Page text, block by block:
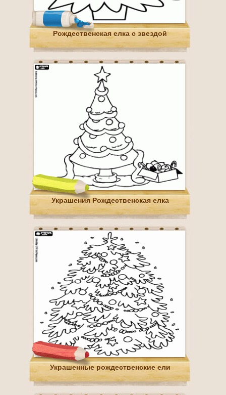
Рождественская елка с звездой
Украшения Рождественская елка
Украшенные рождественские ели